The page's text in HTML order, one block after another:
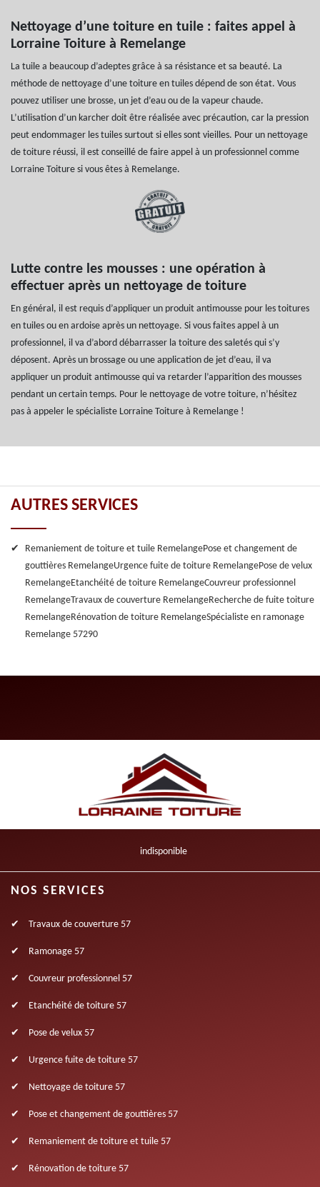
Nettoyage d’une toiture en tuile : faites appel à
Lorraine Toiture à Remelange
La tuile a beaucoup d’adeptes grâce à sa résistance et sa beauté. La
méthode de nettoyage d’une toiture en tuiles dépend de son état. Vous
pouvez utiliser une brosse, un jet d’eau ou de la vapeur chaude.
L’utilisation d’un karcher doit être réalisée avec précaution, car la pression
peut endommager les tuiles surtout si elles sont vieilles. Pour un nettoyage
de toiture réussi, il est conseillé de faire appel à un professionnel comme
Lorraine Toiture si vous êtes à Remelange.
Lutte contre les mousses : une opération à
effectuer après un nettoyage de toiture
En général, il est requis d’appliquer un produit antimousse pour les toitures
en tuiles ou en ardoise après un nettoyage. Si vous faites appel à un
professionnel, il va d’abord débarrasser la toiture des saletés qui s’y
déposent. Après un brossage ou une application de jet d’eau, il va
appliquer un produit antimousse qui va retarder l’apparition des mousses
pendant un certain temps. Pour le nettoyage de votre toiture, n’hésitez
pas à appeler le spécialiste Lorraine Toiture à Remelange !
AUTRES SERVICES
Remaniement de toiture et tuile RemelangePose et changement de
gouttières RemelangeUrgence fuite de toiture RemelangePose de velux
RemelangeEtanchéité de toiture RemelangeCouvreur professionnel
RemelangeTravaux de couverture RemelangeRecherche de fuite toiture
RemelangeRénovation de toiture RemelangeSpécialiste en ramonage
Remelange 57290
indisponible
NOS SERVICES
Travaux de couverture 57
Ramonage 57
Couvreur professionnel 57
Etanchéité de toiture 57
Pose de velux 57
Urgence fuite de toiture 57
Nettoyage de toiture 57
Pose et changement de gouttières 57
Remaniement de toiture et tuile 57
Rénovation de toiture 57